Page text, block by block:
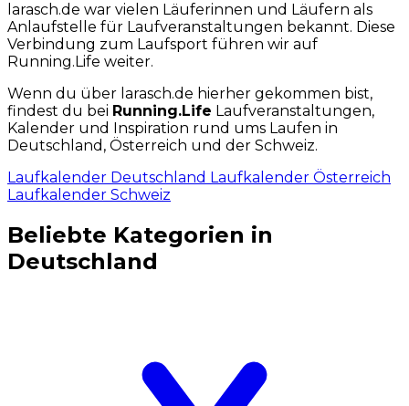
larasch.de war vielen Läuferinnen und Läufern als
Anlaufstelle für Laufveranstaltungen bekannt. Diese
Verbindung zum Laufsport führen wir auf
Running.Life weiter.
Wenn du über larasch.de hierher gekommen bist,
findest du bei Running.Life Laufveranstaltungen,
Kalender und Inspiration rund ums Laufen in
Deutschland, Österreich und der Schweiz.
Laufkalender Deutschland Laufkalender Österreich
Laufkalender Schweiz
Beliebte Kategorien in
Deutschland